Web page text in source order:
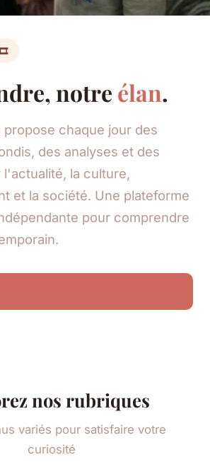
🎞️
notre élan.
propose chaque jour des
des analyses et des
la culture,
et la société. Une plateforme
pour comprendre
nos rubriques
variés pour satisfaire votre
curiosité